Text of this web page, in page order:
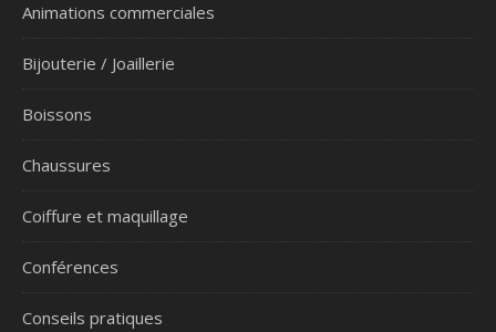
Animations commerciales
Bijouterie / Joaillerie
Boissons
Chaussures
Coiffure et maquillage
Conférences
Conseils pratiques